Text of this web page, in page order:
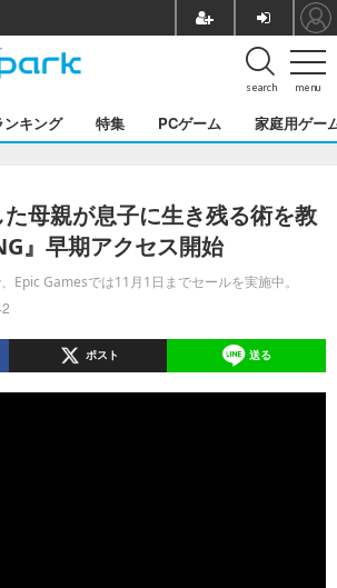
menu
search
ンキング 特集 PCゲーム 家庭用ゲー
母親が息子に生き残る術を教
』早期アクセス開始
Epic Gamesでは11月1日までセールを実施中。
ポスト 送る